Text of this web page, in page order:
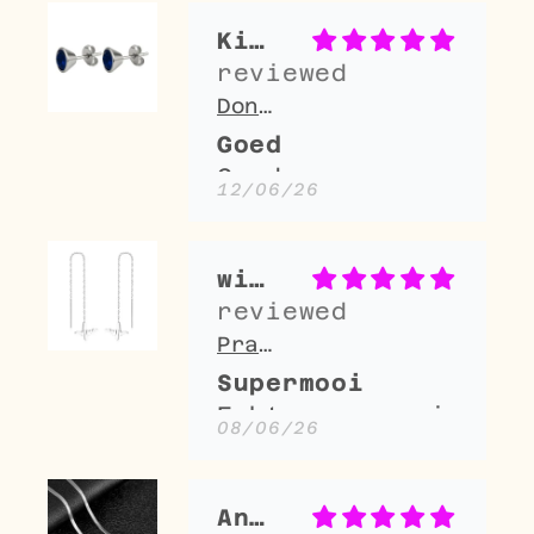
mooie ketting!
Heel blij mee🤩
🤩
Kitty Brugman
Donkerblauwe kristal oorbellen – kegelvorm - 6mm
Goed
Goed
12/06/26
winnie van den broek
Prachtige Stalen Hartslag ketting oorbellen
Supermooi
Echt supermooi,
erachter op ,
08/06/26
Anique